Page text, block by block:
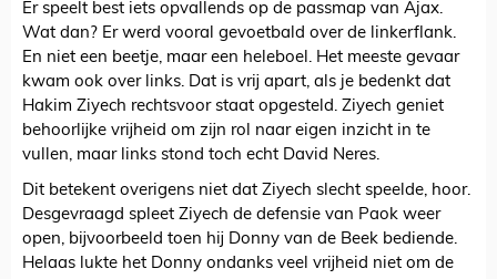
Er speelt best iets opvallends op de passmap van Ajax.
Wat dan? Er werd vooral gevoetbald over de linkerflank.
En niet een beetje, maar een heleboel. Het meeste gevaar
kwam ook over links. Dat is vrij apart, als je bedenkt dat
Hakim Ziyech rechtsvoor staat opgesteld. Ziyech geniet
behoorlijke vrijheid om zijn rol naar eigen inzicht in te
vullen, maar links stond toch echt David Neres.
Dit betekent overigens niet dat Ziyech slecht speelde, hoor.
Desgevraagd spleet Ziyech de defensie van Paok weer
open, bijvoorbeeld toen hij Donny van de Beek bediende.
Helaas lukte het Donny ondanks veel vrijheid niet om de